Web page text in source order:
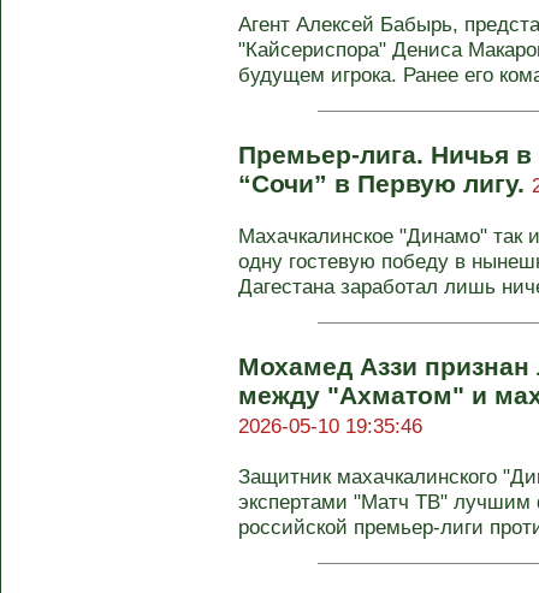
Агент Алексей Бабырь,
"Кайсериспора" Дениса
будущем игрока. Ранее его
Премьер-лига. Ничья
“Сочи” в Первую лигу.
Махачкалинское "Динамо" так
одну гостевую победу в
Дагестана заработал лишь
Мохамед Аззи
между "Ахматом" и
2026-05-10 19:35:46
Защитник махачкалинского
экспертами "Матч ТВ" лучшим
российской премьер-лиги